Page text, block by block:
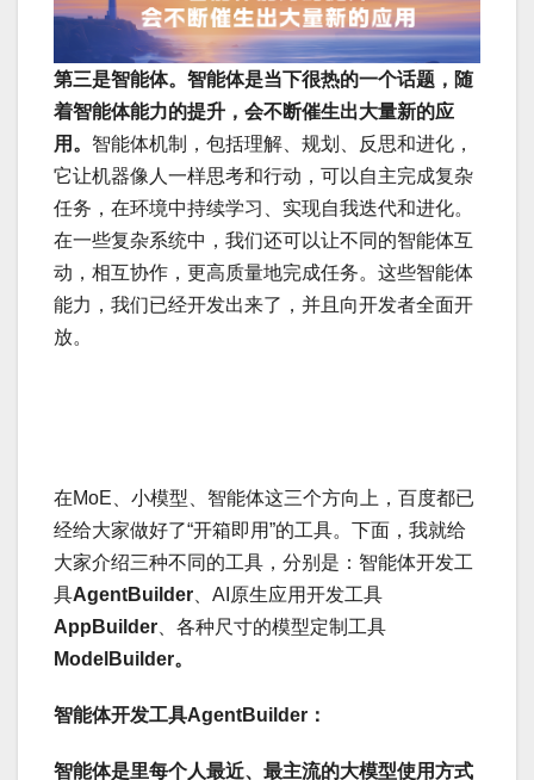
第三是智能体。智能体是当下很热的一个话题，随
着智能体能力的提升，会不断催生出大量新的应
用。 智能体机制，包括理解、规划、反思和进化，
它让机器像人一样思考和行动，可以自主完成复杂
任务，在环境中持续学习、实现自我迭代和进化。
在一些复杂系统中，我们还可以让不同的智能体互
动，相互协作，更高质量地完成任务。这些智能体
能力，我们已经开发出来了，并且向开发者全面开
放。
在MoE、小模型、智能体这三个方向上，百度都已
经给大家做好了“开箱即用”的工具。下面，我就给
大家介绍三种不同的工具，分别是：智能体开发工
具AgentBuilder 、AI原生应用开发工具
AppBuilder 、各种尺寸的模型定制工具
ModelBuilder。
智能体开发工具AgentBuilder：
智能体是里每个人最近、最主流的大模型使用方式